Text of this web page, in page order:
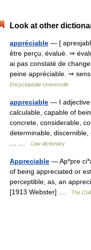
Look at other
appréciable — [ apresjabl
être perçu, évalué. ⇒
ai pas constaté de
peine appréciable. ⇒
Encyclopédie Universelle
appreciable — I adjective
calculable, capable of
concrete, considerable,
determinable, discernible,
Law dictionary
Appreciable — Ap*pre
of being appreciated or
perceptible; as, an
[1913 Webster] …
The